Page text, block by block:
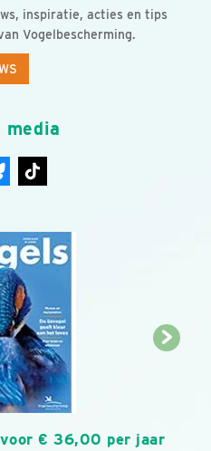
inspiratie, acties en tips
Vogelbescherming.
€ 36,00 per jaar